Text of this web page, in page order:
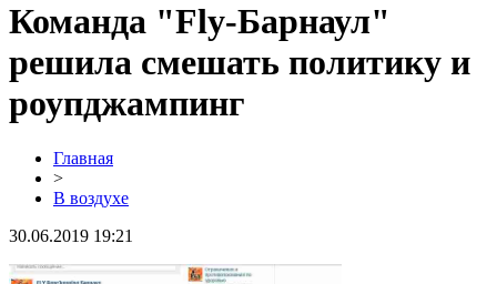
Команда "Fly-Барнаул"
решила смешать политику и
роупджампинг
Главная
>
В воздухе
30.06.2019 19:21